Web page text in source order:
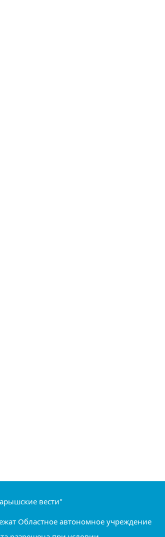
вести"
Областное автономное учреждение